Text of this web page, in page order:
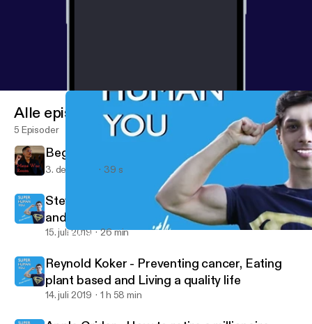
Reynold Koker - Preventing cancer, Eating plant based and
Alle episoder
5 Episoder
Beginning of the new World
3. des. 2021 39 s
Steve Park - How to use credit to travel free
and luxuriously, How to fix your credit, and
How to make money from credit
15. juli 2019 26 min
Reynold Koker - Preventing cancer, Eating
plant based and Living a quality life
14. juli 2019 1 h 58 min